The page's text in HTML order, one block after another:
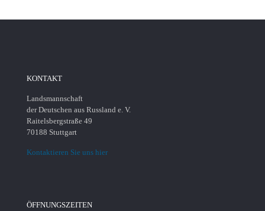
KONTAKT
Landsmannschaft
der Deutschen aus Russland e. V.
Raitelsbergstraße 49
70188 Stuttgart
Kontaktieren Sie uns hier
ÖFFNUNGSZEITEN